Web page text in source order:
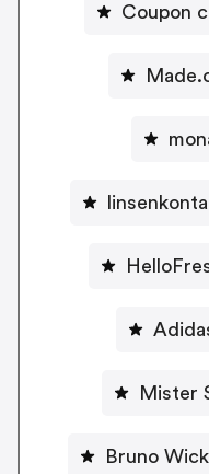
Coupon
Mister
Bruno